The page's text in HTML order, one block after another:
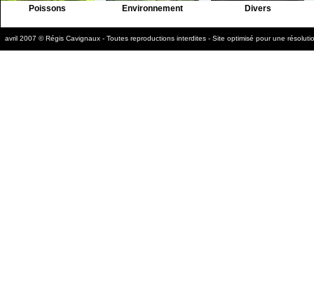
Poissons Environnement Divers
avril 2007 © Régis Cavignaux - Toutes reproductions interdites - Site optimisé pour une